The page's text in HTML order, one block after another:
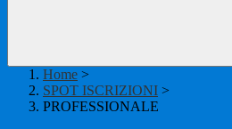
Home >
SPOT ISCRIZIONI >
PROFESSIONALE